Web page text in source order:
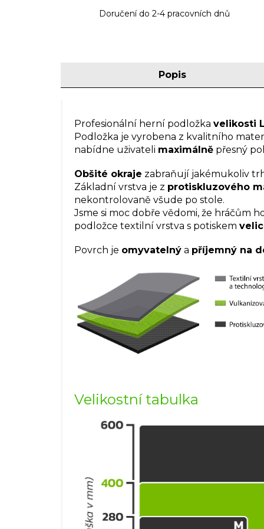
Doručení do 2-4 pracovních dnů
Popis
Profesionální herní podložka velikosti L
Podložka je vyrobena z kvalitního
nabídne uživateli maximálně přesný
Obšité okraje zabraňují jakémukoliv
Základní vrstva je z protiskluzového
nekontrolovaně všude po stole.
Jsme si moc dobře vědomi, že hráčům
podložce textilní vrstva s potiskem
Povrch je omyvatelný a příjemný na
Velikostní tabulka